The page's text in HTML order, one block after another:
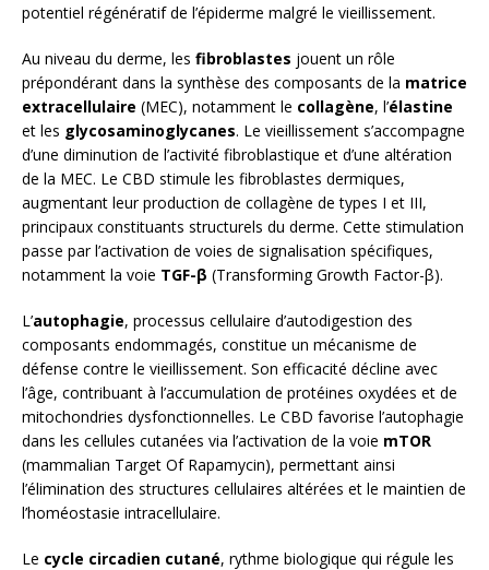
potentiel régénératif de l’épiderme malgré le vieillissement.
Au niveau du derme, les fibroblastes jouent un rôle
prépondérant dans la synthèse des composants de la matrice
extracellulaire (MEC), notamment le collagène, l’élastine
et les glycosaminoglycanes. Le vieillissement s’accompagne
d’une diminution de l’activité fibroblastique et d’une altération
de la MEC. Le CBD stimule les fibroblastes dermiques,
augmentant leur production de collagène de types I et III,
principaux constituants structurels du derme. Cette stimulation
passe par l’activation de voies de signalisation spécifiques,
notamment la voie TGF-β (Transforming Growth Factor-β).
L’autophagie, processus cellulaire d’autodigestion des
composants endommagés, constitue un mécanisme de
défense contre le vieillissement. Son efficacité décline avec
l’âge, contribuant à l’accumulation de protéines oxydées et de
mitochondries dysfonctionnelles. Le CBD favorise l’autophagie
dans les cellules cutanées via l’activation de la voie mTOR
(mammalian Target Of Rapamycin), permettant ainsi
l’élimination des structures cellulaires altérées et le maintien de
l’homéostasie intracellulaire.
Le cycle circadien cutané, rythme biologique qui régule les